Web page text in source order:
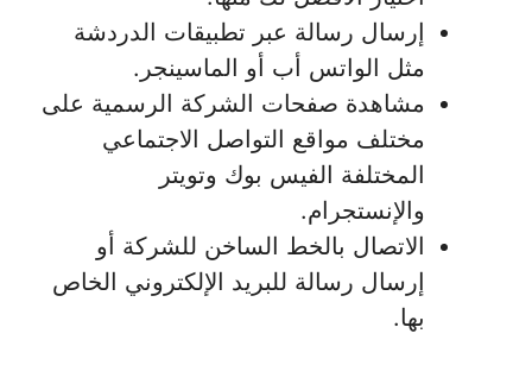
إرسال رسالة عبر تطبيقات الدردشة
مثل الواتس أب أو الماسينجر.
مشاهدة صفحات الشركة الرسمية على
مختلف مواقع التواصل الاجتماعي
المختلفة الفيس بوك وتويتر
والإنستجرام.
الاتصال بالخط الساخن للشركة أو
إرسال رسالة للبريد الإلكتروني الخاص
بها.